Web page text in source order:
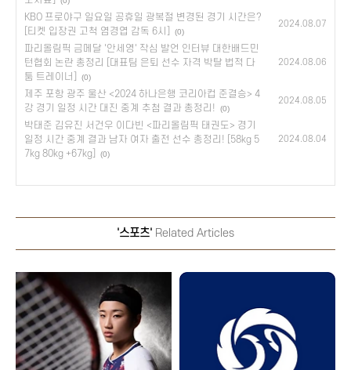
KBO 프로야구 일요일 공휴일 광복절 변경된 경기 시간은?
[티켓 입장권 고척 염경엽 감독 6시]
(0)
2024.08.07
파리올림픽 금메달 '안세영' 작심 발언 인터뷰 대한배드민
턴협회 논란 총정리 [대표팀 은퇴 선수 자격 박탈 법적 다
툼 트레이너]
(0)
2024.08.06
제주 포항 광주 울산 <2024 하나은행 코리아컵 준결승> 4
강 경기 일정 시간 대진 중계 추첨 결과 총정리!
(0)
2024.08.05
박태준 김유진 서건우 이다빈 <파리올림픽 태권도> 경기
일정 시간 중계 결과 남자 여자 출전 선수 총정리! [58kg 5
7kg 80kg +67kg]
(0)
2024.08.04
'스포츠' Related Articles